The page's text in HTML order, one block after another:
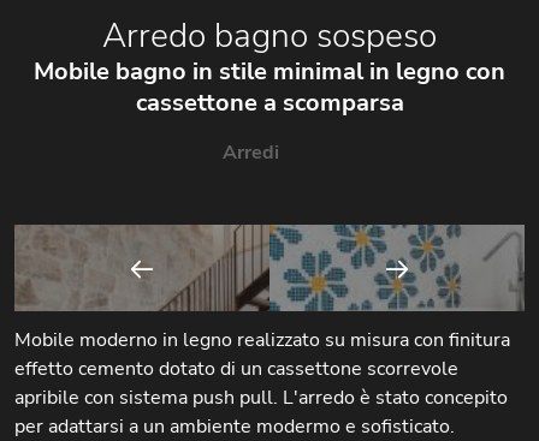
Arredo bagno sospeso
Mobile bagno in stile minimal in legno con
cassettone a scomparsa
Arredi
Mobile moderno in legno realizzato su misura con finitura
effetto cemento dotato di un cassettone scorrevole
apribile con sistema push pull. L'arredo è stato concepito
per adattarsi a un ambiente modermo e sofisticato.